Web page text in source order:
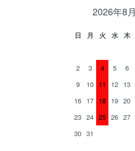
2026年8月
日 月 火 水 木
2
3 4 5 6
9
10 11 12 13
16 17 18 19 20
23 24 25 26 27
30 31